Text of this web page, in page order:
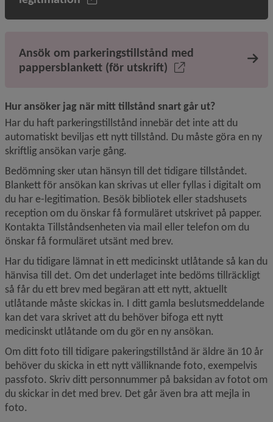
Ansök om parkeringstillstånd med
pappersblankett (för utskrift)
Hur ansöker jag när mitt tillstånd snart går ut?
Har du haft parkeringstillstånd innebär det inte att du
automatiskt beviljas ett nytt tillstånd. Du måste göra en ny
skriftlig ansökan varje gång.
Bedömning sker utan hänsyn till det tidigare tillståndet.
Blankett för ansökan kan skrivas ut eller fyllas i digitalt om
du har e-legitimation. Besök bibliotek eller stadshusets
reception om du önskar få formuläret utskrivet på papper.
Kontakta Tillståndsenheten via mail eller telefon om du
önskar få formuläret utsänt med brev.
Har du tidigare lämnat in ett medicinskt utlåtande så kan du
hänvisa till det. Om det underlaget inte bedöms tillräckligt
så får du ett brev med begäran att ett nytt, aktuellt
utlåtande måste skickas in. I ditt gamla beslutsmeddelande
kan det vara skrivet att du behöver bifoga ett nytt
medicinskt utlåtande om du gör en ny ansökan.
Om ditt foto till tidigare pakeringstillstånd är äldre än 10 år
behöver du skicka in ett nytt välliknande foto, exempelvis
passfoto. Skriv ditt personnummer på baksidan av fotot om
du skickar in det med brev. Det går även bra att mejla in
foto.